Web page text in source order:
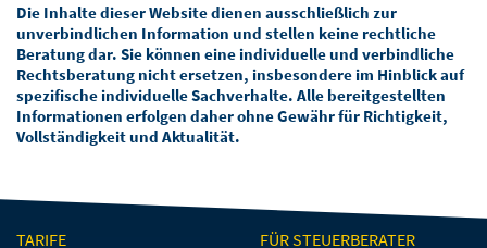
Die Inhalte dieser Website dienen ausschließlich zur
unverbindlichen Information und stellen keine rechtliche
Beratung dar. Sie können eine individuelle und verbindliche
Rechtsberatung nicht ersetzen, insbesondere im Hinblick auf
spezifische individuelle Sachverhalte. Alle bereitgestellten
Informationen erfolgen daher ohne Gewähr für Richtigkeit,
Vollständigkeit und Aktualität.
TARIFE FÜR STEUERBERATER